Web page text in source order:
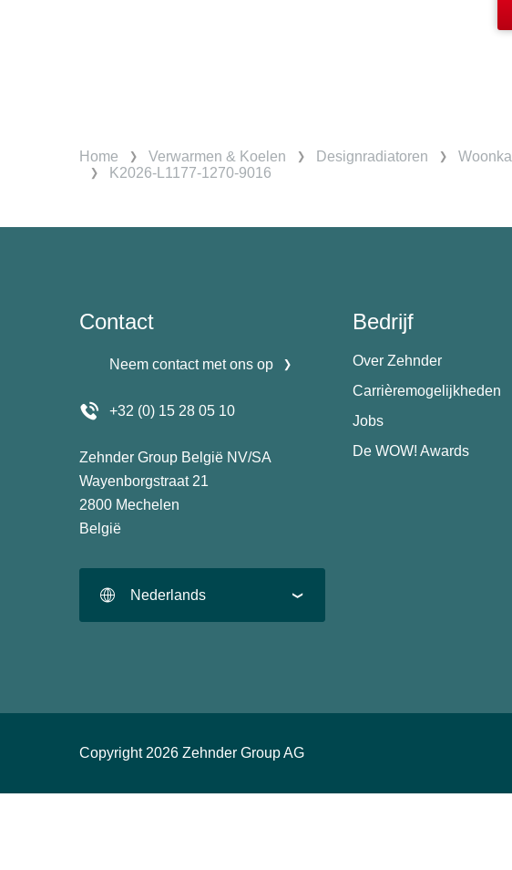
Home Verwarmen & Koelen Designradiatoren
K2026-L1177-1270-9016
Contact
Neem contact met ons op
+32 (0) 15 28 05 10
Zehnder Group België NV/SA
Wayenborgstraat 21
2800 Mechelen
België
Nederlands
Bedrijf
Over Zehnder
Carrièremogelijkheden
Jobs
De WOW! Awards
Copyright 2026 Zehnder Group AG